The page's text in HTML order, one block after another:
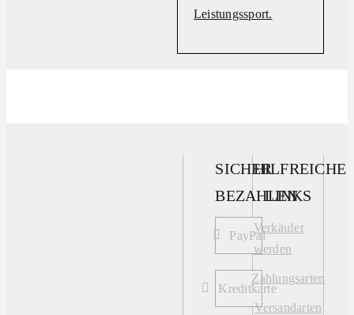
Leistungssport.
SICHER
BEZAHLEN
PayPal
Kreditkarte
HILFREICHE
LINKS
Verkäufer
werden
Zahlungsarten
Versandarten